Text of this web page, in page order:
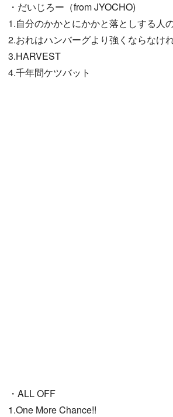
・だいじろー（from JYOCHO)
1.自分のかかとにかかと落としする人
2.おれはハンバーグより強くならなけ
3.HARVEST
4.千年間ケツバット
・ALL OFF
1.One More Chance!!